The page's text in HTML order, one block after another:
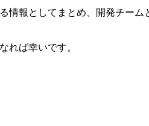
報としてまとめ、開発チー
れば幸いです。